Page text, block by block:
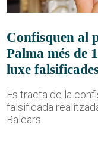
Confisquen al
Palma més de
luxe
Es tracta de la
falsificada
Balears